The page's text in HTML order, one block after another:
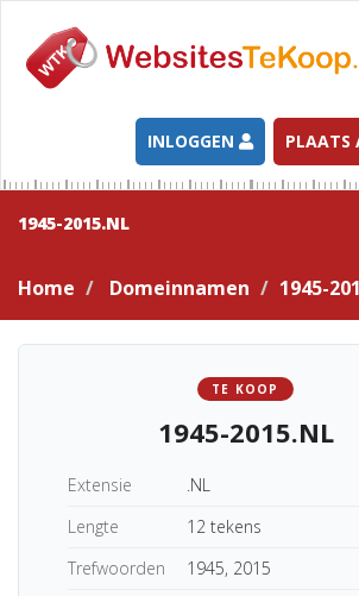
INLOGGEN PLAATS
1945-2015.NL
Home Domeinnamen 1945-
TE KOOP
1945-2015.NL
Extensie
.NL
Lengte
12 tekens
Trefwoorden
1945, 2015